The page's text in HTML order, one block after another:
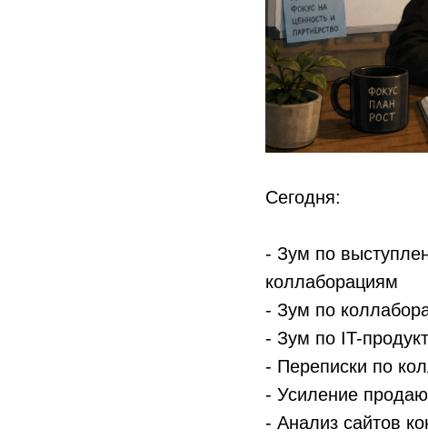
Сегодня:
- Зум по
коллаборациям
- Зум по
- Зум по IT-
- Переписки по
- ⁠Усиление
- ⁠Анализ сайтов